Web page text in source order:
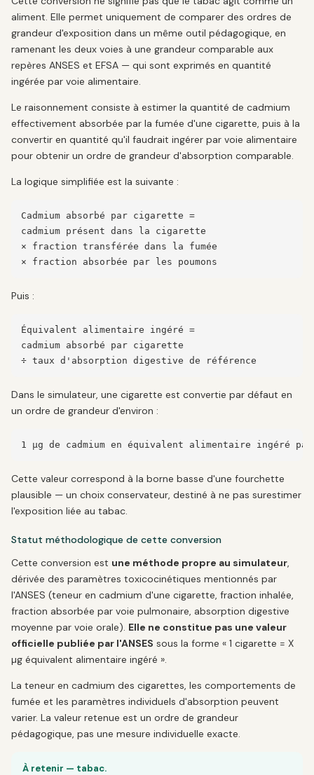
aliment. Elle permet uniquement de comparer des ordres de
grandeur d'exposition dans un même outil pédagogique, en
ramenant les deux voies à une grandeur comparable aux
repères ANSES et EFSA — qui sont exprimés en quantité
ingérée par voie alimentaire.
Le raisonnement consiste à estimer la quantité de cadmium
effectivement absorbée par la fumée d'une cigarette, puis à la
convertir en quantité qu'il faudrait ingérer par voie alimentaire
pour obtenir un ordre de grandeur d'absorption comparable.
La logique simplifiée est la suivante :
Cadmium absorbé par cigarette =
cadmium présent dans la cigarette
× fraction transférée dans la fumée
× fraction absorbée par les poumons
Puis :
Équivalent alimentaire ingéré =
cadmium absorbé par cigarette
÷ taux d'absorption digestive de référence
Dans le simulateur, une cigarette est convertie par défaut en
un ordre de grandeur d'environ :
1 µg de cadmium en équivalent alimentaire ingéré
Cette valeur correspond à la borne basse d'une fourchette
plausible — un choix conservateur, destiné à ne pas surestimer
l'exposition liée au tabac.
Statut méthodologique de cette conversion
Cette conversion est une méthode propre au simulateur,
dérivée des paramètres toxicocinétiques mentionnés par
l'ANSES (teneur en cadmium d'une cigarette, fraction inhalée,
fraction absorbée par voie pulmonaire, absorption digestive
moyenne par voie orale). Elle ne constitue pas une valeur
officielle publiée par l'ANSES sous la forme « 1 cigarette = X
µg équivalent alimentaire ingéré ».
La teneur en cadmium des cigarettes, les comportements de
fumée et les paramètres individuels d'absorption peuvent
varier. La valeur retenue est un ordre de grandeur
pédagogique, pas une mesure individuelle exacte.
À retenir — tabac.